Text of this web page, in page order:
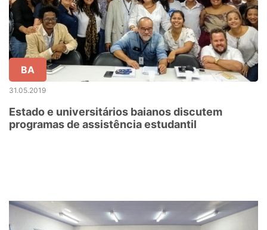
BA
31.05.2019
Estado e universitários baianos discutem
programas de assistência estudantil